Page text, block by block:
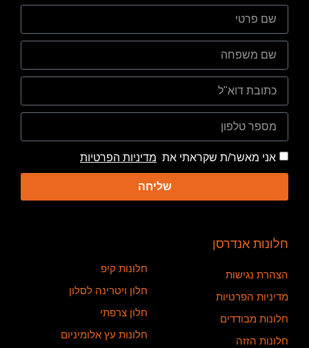
אני מאשר/ת שקראתי את מדיניות הפרטיות
שליחה
חלונות אנדרסן
הצהרת נגישות
מדיניות הפרטיות
חלונות מבודדים
חלונות הזזה
חלונות קיפ
חלון ויטרינה לסלון
חלון צרפתי
חלונות עץ אלומיניום